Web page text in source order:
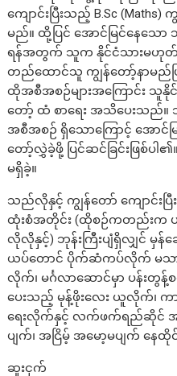
ကျောင်းပြီးသည့် B.Sc (Maths)
မည်။ ထို့ပြင် အောင်မြင်နေ
ရန်အတွက် သူက နိုင်ငံသားမဟုတ်သ
တည်ထောင်သူ ကျွန်တော့်နာမ
ထိုအစီအစဉ်များအကြောင်း သူနို
တော့် ထံ စာရေး အသိပေးသ
အစီအစဉ် ရှိသောကြောင့် အောင်
တော့်လွှဲခဲ့ဖို့ ပြင်ဆင်ခြင်းဖြစ်ပ
မရှိခဲ့။
သည်လိုနှင့် ကျွန်တော် ကျောင်း
ထုံးစံအတိုင်း (ထိုစဉ်ကတည်းက
လိုလိုနှင့်) ဘုန်းကြီးပျံရှိလျှင် မှန်
ယပ်တောင် ပိုက်ဆံကပ်လိုက် မသာ
လိုက်၊ မင်္ဂလာဆောင်မှာ ပန်း
ပေးသည့် မုန့်ဖိုးလေး ယူလိုက်၊
ရေးလိုက်နှင့် လက်ဖက်ရည်ဆိုင် အ
ပျက်၊ အငြိမ့် အမော့မပျက် နေ
ဆူးငှက်